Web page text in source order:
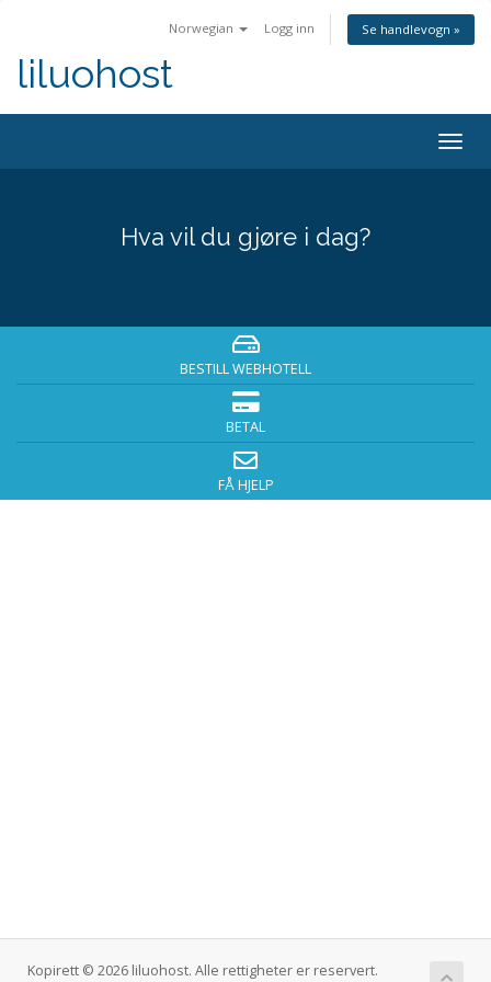
Norwegian Logg inn Se handlevogn »
liluohost
Hva vil du gjøre i dag?
BESTILL WEBHOTELL
BETAL
FÅ HJELP
Kopirett © 2026 liluohost. Alle rettigheter er reservert.